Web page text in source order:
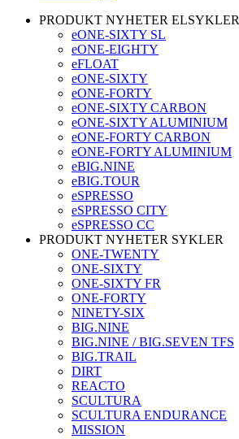
PRODUKT NYHETER ELSYKLER
eONE-SIXTY SL
eONE-EIGHTY
eFLOAT
eONE-SIXTY
eONE-FORTY
eONE-SIXTY CARBON
eONE-SIXTY ALUMINIUM
eONE-FORTY CARBON
eONE-FORTY ALUMINIUM
eBIG.NINE
eBIG.TOUR
eSPRESSO
eSPRESSO CITY
eSPRESSO CC
PRODUKT NYHETER SYKLER
ONE-TWENTY
ONE-SIXTY
ONE-SIXTY FR
ONE-FORTY
NINETY-SIX
BIG.NINE
BIG.NINE / BIG.SEVEN TFS
BIG.TRAIL
DIRT
REACTO
SCULTURA
SCULTURA ENDURANCE
MISSION